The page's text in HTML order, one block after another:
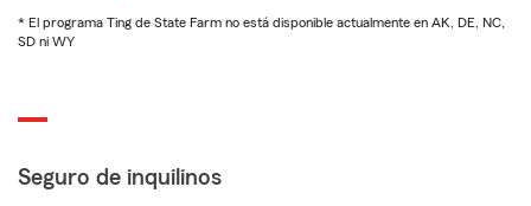
* El programa Ting de State Farm no está disponible actualmente en AK, DE, NC,
SD ni WY
Seguro de inquilinos